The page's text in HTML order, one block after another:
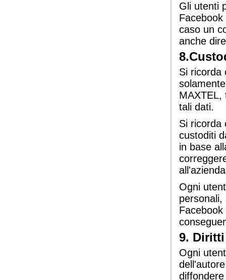
Gli utenti
caso un
anche
Si ricorda
MAXTEL,
tali dati.
Si ricorda
custoditi
in base
Ogni
9.
Ogni